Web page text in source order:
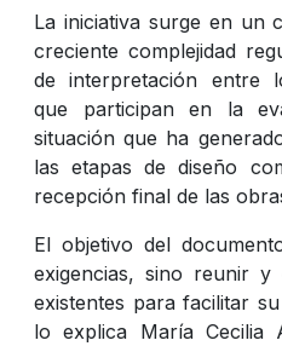
La iniciativa surge en un
creciente complejidad
de interpretación entre
que participan en la
situación que ha
las etapas de diseño
recepción final de las
El objetivo del
exigencias, sino reunir
existentes para facilitar
lo explica María Cecilia